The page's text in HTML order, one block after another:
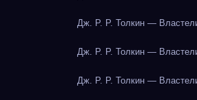
Дж. Р. Р. Толкин —
Дж. Р. Р. Толкин —
Дж. Р. Р. Толкин —